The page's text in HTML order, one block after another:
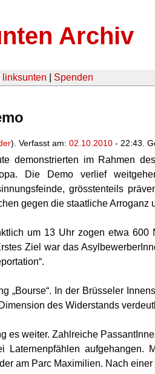
Archiv
linksunten Spenden
). Verfasst am: 02.10.2010 - 22:43.
demonstrierten im Rahmen
Die Demo verlief
grösstenteils
gegen die staatliche Arroganz
um 13 Uhr zogen etwa 600
Ziel war das
„Bourse“. In der Brüsseler
des Widerstands
es weiter. Zahlreiche
Laternenpfählen
am Parc Maximilien. Nach